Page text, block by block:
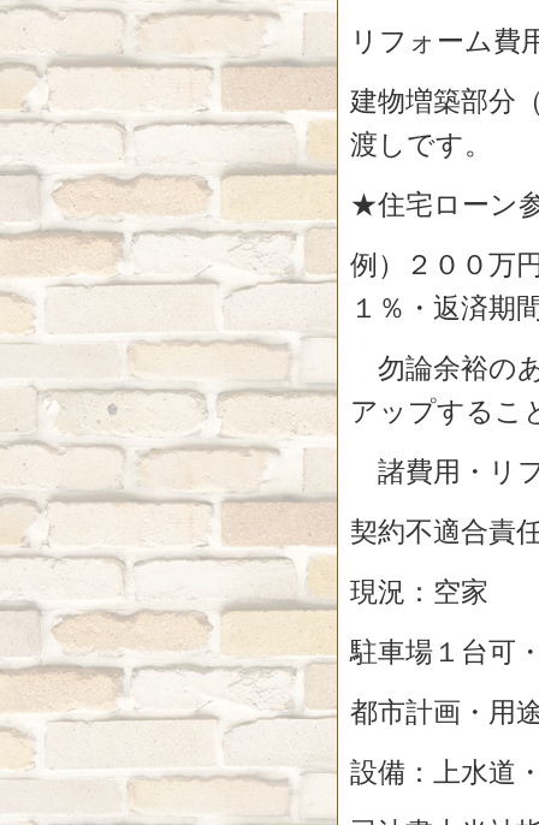
リフォーム費
建物増築部分
渡しです。
★住宅ローン
例）２００万
１％・返済期
勿論余裕の
アップするこ
諸費用・リ
契約不適合責
現況：空家
駐車場１台可
都市計画・用
設備：上水道